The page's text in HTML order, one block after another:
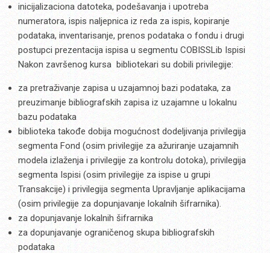
inicijalizaciona datoteka, podešavanja i upotreba
numeratora, ispis naljepnica iz reda za ispis, kopiranje
podataka, inventarisanje, prenos podataka o fondu i drugi
postupci prezentacija ispisa u segmentu COBISSLib Ispisi
Nakon završenog kursa bibliotekari su dobili privilegije:
za pretraživanje zapisa u uzajamnoj bazi podataka, za
preuzimanje bibliografskih zapisa iz uzajamne u lokalnu
bazu podataka
biblioteka takođe dobija mogućnost dodeljivanja privilegija
segmenta Fond (osim privilegije za ažuriranje uzajamnih
modela izlaženja i privilegije za kontrolu dotoka), privilegija
segmenta Ispisi (osim privilegije za ispise u grupi
Transakcije) i privilegija segmenta Upravljanje aplikacijama
(osim privilegije za dopunjavanje lokalnih šifrarnika).
za dopunjavanje lokalnih šifrarnika
za dopunjavanje ograničenog skupa bibliografskih
podataka